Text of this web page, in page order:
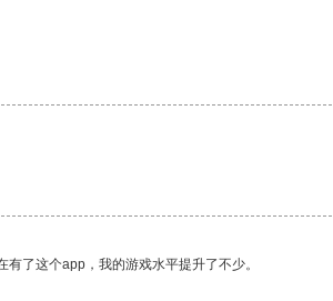
了这个app，我的游戏水平提升了不少。